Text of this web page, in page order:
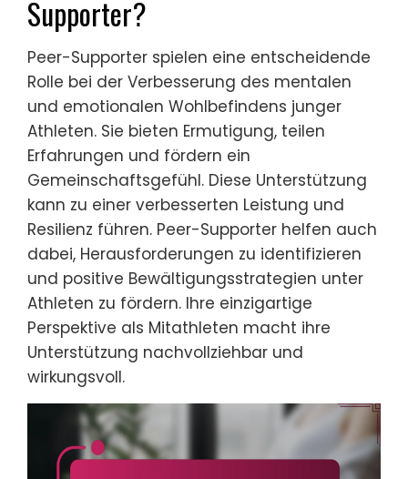
Supporter?
Peer-Supporter spielen eine entscheidende
Rolle bei der Verbesserung des mentalen
und emotionalen Wohlbefindens junger
Athleten. Sie bieten Ermutigung, teilen
Erfahrungen und fördern ein
Gemeinschaftsgefühl. Diese Unterstützung
kann zu einer verbesserten Leistung und
Resilienz führen. Peer-Supporter helfen auch
dabei, Herausforderungen zu identifizieren
und positive Bewältigungsstrategien unter
Athleten zu fördern. Ihre einzigartige
Perspektive als Mitathleten macht ihre
Unterstützung nachvollziehbar und
wirkungsvoll.